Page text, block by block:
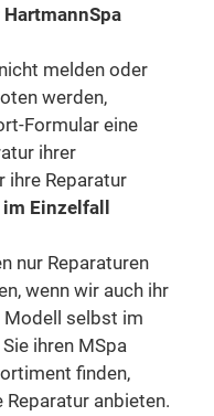
HartmannSpa
melden oder
werden,
Formular eine
ihrer
ihre Reparatur
Einzelfall
nur Reparaturen
wenn wir auch ihr
Modell selbst im
ihren MSpa
finden,
Reparatur anbieten.